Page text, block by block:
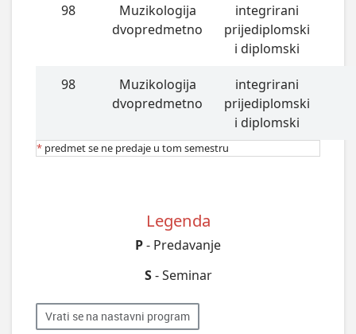
98
Muzikologija
dvopredmetno
integrirani
prijediplomski
i diplomski
98
Muzikologija
dvopredmetno
integrirani
prijediplomski
i diplomski
* predmet se ne predaje u tom semestru
Legenda
P- Predavanje
S- Seminar
Vrati se na nastavni program